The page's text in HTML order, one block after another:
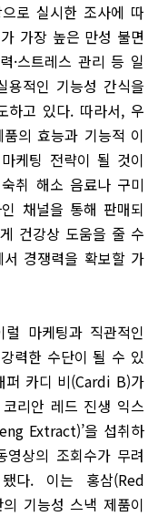
로 실시한 조사에 따
가장 높은 만성 불면
·스트레스 관리 등 일
적인 기능성 간식을
하고 있다. 따라서, 우
의 효능과 기능적 이
케팅 전략이 될 것이
취 해소 음료나 구미
채널을 통해 판매되
건강상 도움을 줄 수
경쟁력을 확보할 가
마케팅과 직관적인
력한 수단이 될 수 있
퍼 카디 비(Cardi B)가
리안 레드 진생 익스
Extract)’을 섭취하
상의 조회수가 무려
다. 이는 홍삼(Red
기능성 스낵 제품이